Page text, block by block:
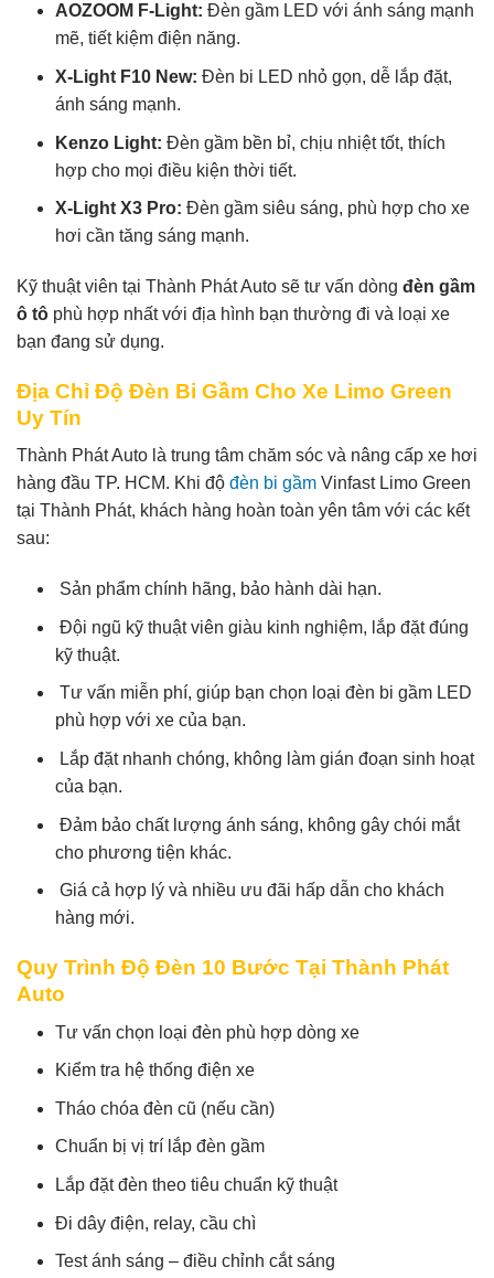
AOZOOM F-Light: Đèn gầm LED với ánh sáng mạnh
mẽ, tiết kiệm điện năng.
X-Light F10 New: Đèn bi LED nhỏ gọn, dễ lắp đặt,
ánh sáng mạnh.
Kenzo Light: Đèn gầm bền bỉ, chịu nhiệt tốt, thích
hợp cho mọi điều kiện thời tiết.
X-Light X3 Pro: Đèn gầm siêu sáng, phù hợp cho xe
hơi cần tăng sáng mạnh.
Kỹ thuật viên tại Thành Phát Auto sẽ tư vấn dòng đèn gầm
ô tô phù hợp nhất với địa hình bạn thường đi và loại xe
bạn đang sử dụng.
Địa Chỉ Độ Đèn Bi Gầm Cho Xe Limo Green
Uy Tín
Thành Phát Auto là trung tâm chăm sóc và nâng cấp xe hơi
hàng đầu TP. HCM. Khi độ đèn bi gầm Vinfast Limo Green
tại Thành Phát, khách hàng hoàn toàn yên tâm với các kết
sau:
Sản phẩm chính hãng, bảo hành dài hạn.
Đội ngũ kỹ thuật viên giàu kinh nghiệm, lắp đặt đúng
kỹ thuật.
Tư vấn miễn phí, giúp bạn chọn loại đèn bi gầm LED
phù hợp với xe của bạn.
Lắp đặt nhanh chóng, không làm gián đoạn sinh hoạt
của bạn.
Đảm bảo chất lượng ánh sáng, không gây chói mắt
cho phương tiện khác.
Giá cả hợp lý và nhiều ưu đãi hấp dẫn cho khách
hàng mới.
Quy Trình Độ Đèn 10 Bước Tại Thành Phát
Auto
Tư vấn chọn loại đèn phù hợp dòng xe
Kiểm tra hệ thống điện xe
Tháo chóa đèn cũ (nếu cần)
Chuẩn bị vị trí lắp đèn gầm
Lắp đặt đèn theo tiêu chuẩn kỹ thuật
Đi dây điện, relay, cầu chì
Test ánh sáng – điều chỉnh cắt sáng